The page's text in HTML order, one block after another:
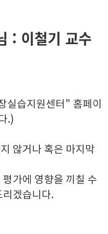
: 이철기 교수
실습지원센터" 홈페이
.)
않거나 혹은 마지막
가에 영향을 끼칠 수
리겠습니다.